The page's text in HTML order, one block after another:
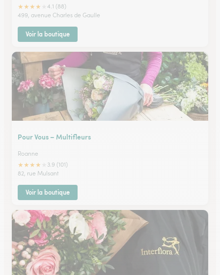
★★★★
4.1 (88)
499, avenue Charles de Gaulle
Voir la boutique
Pour Vous – Multifleurs
Roanne
★★★★
3.9 (101)
82, rue Mulsant
Voir la boutique